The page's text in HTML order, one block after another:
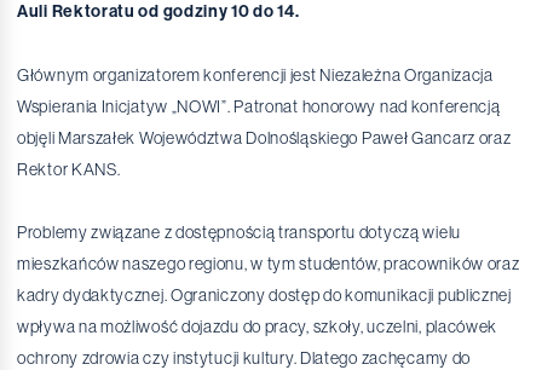
Auli Rektoratu od godziny 10 do 14.
Głównym organizatorem konferencji jest Niezależna Organizacja
Wspierania Inicjatyw „NOWI”. Patronat honorowy nad konferencją
objęli Marszałek Województwa Dolnośląskiego Paweł Gancarz oraz
Rektor KANS.
Problemy związane z dostępnością transportu dotyczą wielu
mieszkańców naszego regionu, w tym studentów, pracowników oraz
kadry dydaktycznej. Ograniczony dostęp do komunikacji publicznej
wpływa na możliwość dojazdu do pracy, szkoły, uczelni, placówek
ochrony zdrowia czy instytucji kultury. Dlatego zachęcamy do